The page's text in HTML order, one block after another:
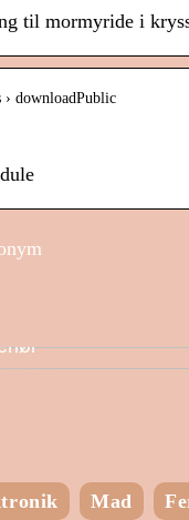
til mormyride i
› downloadPublic
Mad